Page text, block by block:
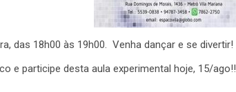
das 18h00 às 19h00. Venha dançar e se divertir!
e participe desta aula experimental hoje, 15/ago!!